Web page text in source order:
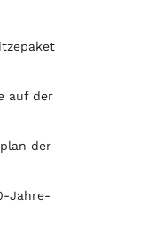
auf der
der
Jahre-